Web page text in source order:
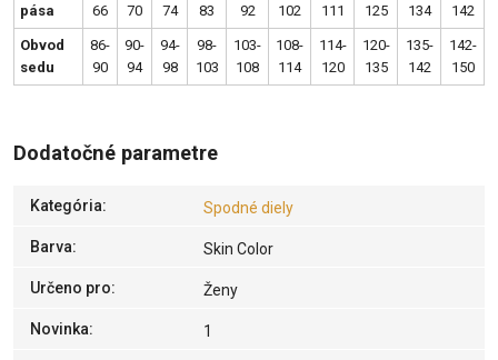
pása
66
70
74
83
92
102
111
125
134
142
Obvod
sedu
86-
90
90-
94
94-
98
98-
103
103-
108
108-
114
114-
120
120-
135
135-
142
142-
150
Dodatočné parametre
Kategória: Spodné diely
Barva: Skin Color
Určeno pro: Ženy
Novinka: 1